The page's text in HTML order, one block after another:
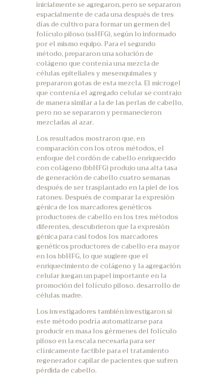
inicialmente se agregaron, pero se separaron
espacialmente de cada una después de tres
días de cultivo para formar un germen del
folículo piloso (ssHFG), según lo informado
por el mismo equipo. Para el segundo
método, prepararon una solución de
colágeno que contenía una mezcla de
células epiteliales y mesenquimales y
prepararon gotas de esta mezcla. El microgel
que contenía el agregado celular se contrajo
de manera similar a la de las perlas de cabello,
pero no se separaron y permanecieron
mezcladas al azar.
Los resultados mostraron que, en
comparación con los otros métodos, el
enfoque del cordón de cabello enriquecido
con colágeno (bbHFG) produjo una alta tasa
de generación de cabello cuatro semanas
después de ser trasplantado en la piel de los
ratones. Después de comparar la expresión
génica de los marcadores genéticos
productores de cabello en los tres métodos
diferentes, descubrieron que la expresión
génica para casi todos los marcadores
genéticos productores de cabello era mayor
en los bbHFG, lo que sugiere que el
enriquecimiento de colágeno y la agregación
celular juegan un papel importante en la
promoción del folículo piloso. desarrollo de
células madre.
Los investigadores también investigaron si
este método podría automatizarse para
producir en masa los gérmenes del folículo
piloso en la escala necesaria para ser
clínicamente factible para el tratamiento
regenerador capilar de pacientes que sufren
pérdida de cabello.